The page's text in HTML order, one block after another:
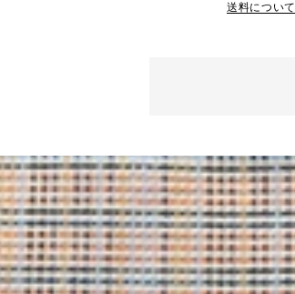
送料について